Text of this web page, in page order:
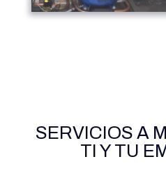
SERVICIOS A
TI Y TU